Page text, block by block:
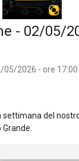
- 02/05/
05/2026 - ore 17:00
settimana del